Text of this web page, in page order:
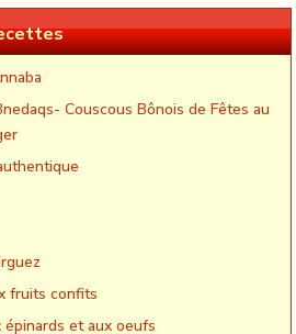
Couscous Bônois de Fêtes au
fruits confits
et aux oeufs